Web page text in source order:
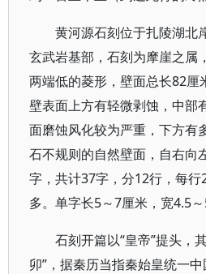
黄河源石刻位于扎陵湖北
玄武岩基部，石刻为摩崖之属
两端低的菱形，壁面总长82厘
壁表面上方有轻微剥蚀，中部
面磨蚀风化较为严重，下方有
石不规则的自然壁面，自右向
字，共计37字，分12行，每
多。单字长5～7厘米，宽4.5～
石刻开篇以“皇帝”提头，
卯”，据秦历当指秦始皇统一